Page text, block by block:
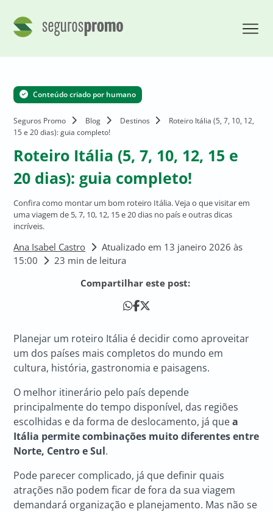
Conteúdo criado por humano
Seguros Promo Blog Destinos
Roteiro Itália (5, 7, 10, 12,
15 e 20 dias): guia completo!
Roteiro Itália (5, 7, 10, 12, 15 e
20 dias): guia completo!
Confira como montar um bom roteiro Itália. Veja o que visitar em
uma viagem de 5, 7, 10, 12, 15 e 20 dias no país e outras dicas
incríveis.
Ana Isabel Castro
Atualizado em 13 janeiro 2026 às
15:00
23 min de leitura
Compartilhar este post:
Planejar um roteiro Itália é decidir como aproveitar
um dos países mais completos do mundo em
cultura, história, gastronomia e paisagens.
O melhor itinerário pelo país depende
principalmente do tempo disponível, das regiões
escolhidas e da forma de deslocamento, já quea
Itália permite combinações muito diferentes entre
Norte, Centro e Sul.
Pode parecer complicado, já que definir quais
atrações não podem ficar de fora da sua viagem
demandará organização e planejamento. Mas não se